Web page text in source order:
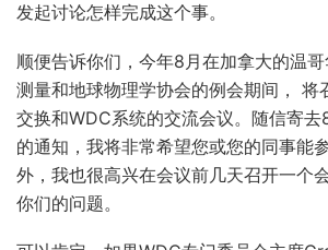
发起讨论怎样完成这个事。
顺便告诉你们，今年8月在加拿大的温
测量和地球物理学协会的例会期间， 将
交换和WDC系统的交流会议。随信寄去
的通知，我将非常希望您或您的同事能
外，我也很高兴在会议前几天召开一个
你们的问题。